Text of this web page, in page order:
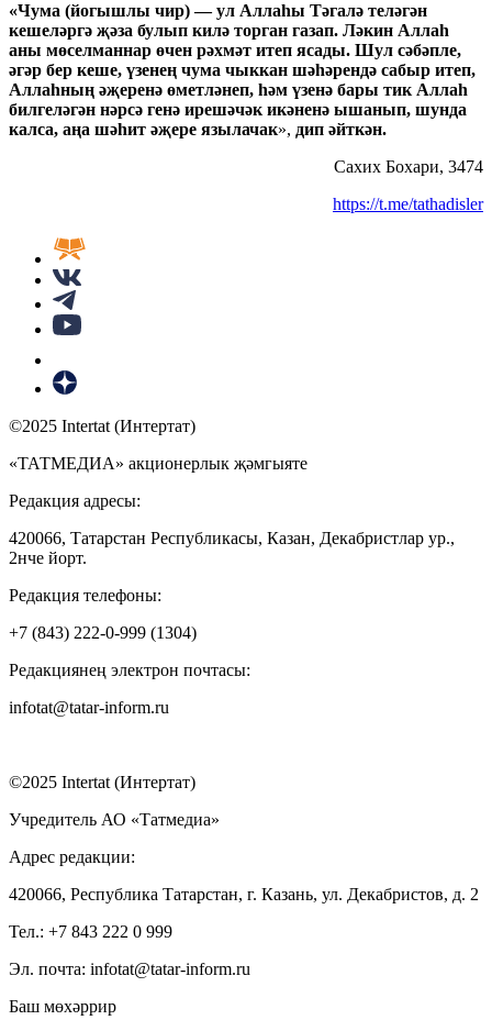
«Чума (йогышлы чир) —ул Аллаһы Тәгалә теләгән
кешеләргә җәза булып килә торган газап. Ләкин Аллаһ
аны мөселманнар өчен рәхмәт итеп ясады. Шул сәбәпле,
әгәр бер кеше, үзенең чума чыккан шәһәрендә сабыр итеп,
Аллаһның әҗеренә өметләнеп, һәм үзенә бары тик Аллаһ
билгеләгән нәрсә генә ирешәчәк икәненә ышанып, шунда
калса, аңа шәһит әҗере язылачак», дип әйткән.
Сахих Бохари, 3474
https://t.me/tathadisler
©2025 Intertat (Интертат)
«ТАТМЕДИА» акционерлык җәмгыяте
Редакция адресы:
420066, Татарстан Республикасы, Казан, Декабристлар ур.,
2нче йорт.
Редакция телефоны:
+7 (843) 222-0-999 (1304)
Редакциянең электрон почтасы:
infotat@tatar-inform.ru
©2025 Intertat (Интертат)
Учредитель АО «Татмедиа»
Адрес редакции:
420066, Республика Татарстан, г. Казань, ул. Декабристов, д. 2
Тел.: +7 843 222 0 999
Эл. почта: infotat@tatar-inform.ru
Баш мөхәррир